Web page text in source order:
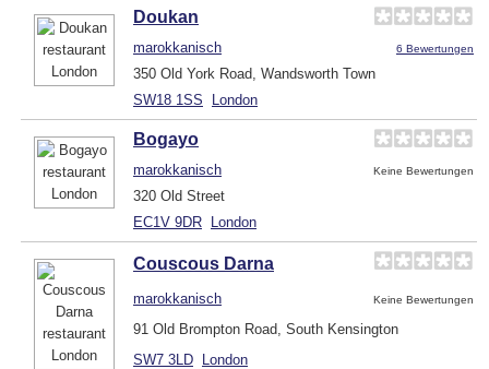
Doukan
marokkanisch 6 Bewertungen
350 Old York Road, Wandsworth Town
SW18 1SS
London
Bogayo
marokkanisch Keine Bewertungen
320 Old Street
EC1V 9DR London
Couscous Darna
marokkanisch Keine Bewertungen
91 Old Brompton Road, South Kensington
SW7 3LD London